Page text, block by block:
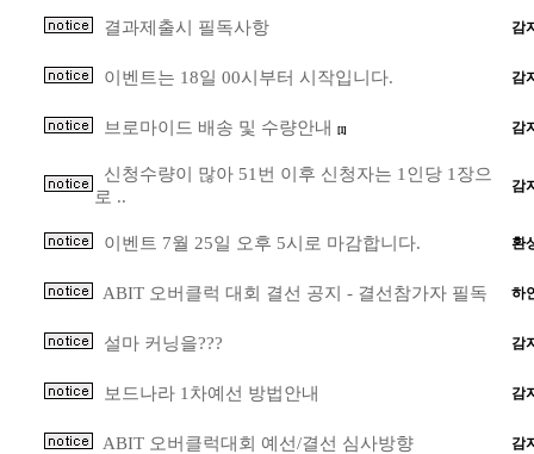
결과제출시 필독사항 감
이벤트는 18일 00시부터 시작입니다. 감
브로마이드 배송 및 수량안내 [1] 감
신청수량이 많아 51번 이후 신청자는 1인당 1장으
로 ..
감
이벤트 7월 25일 오후 5시로 마감합니다. 환
ABIT 오버클럭 대회 결선 공지 - 결선참가자 필독 하
설마 커닝을??? 감
보드나라 1차예선 방법안내 감
ABIT 오버클럭대회 예선/결선 심사방향 감